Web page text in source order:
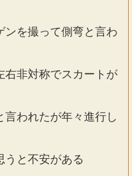
ンを撮って側弯と言わ
右非対称でスカートが
言われたが年々進行し
うと不安がある